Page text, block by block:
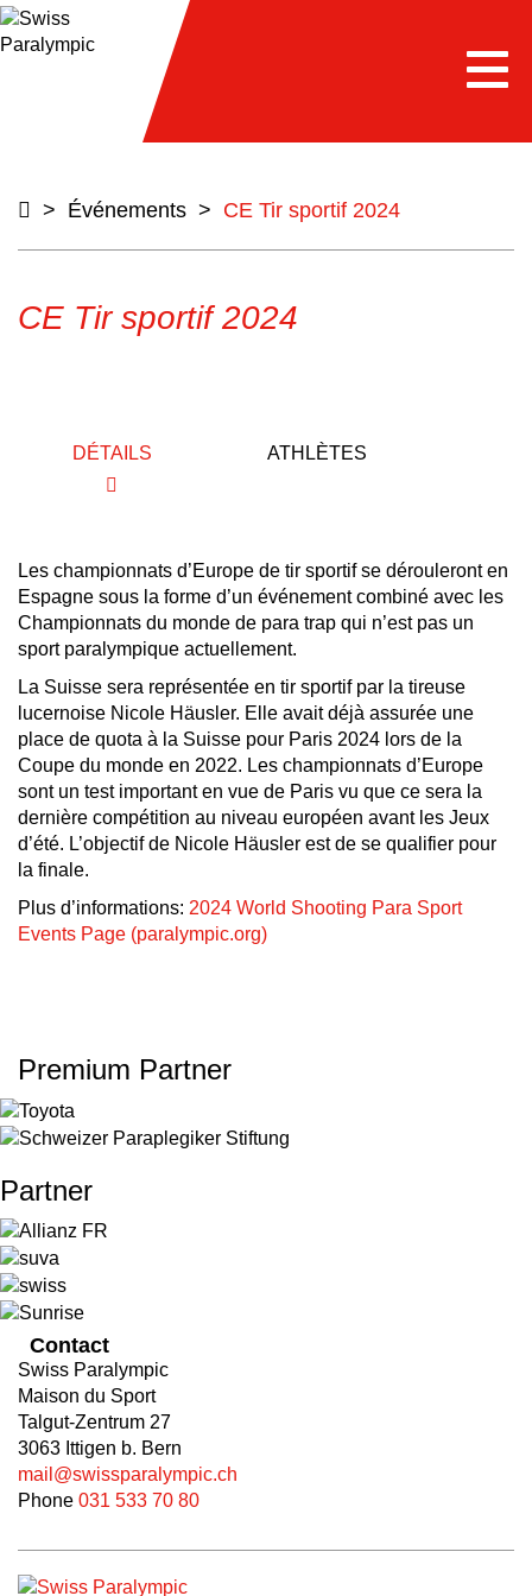
> Événements > CE Tir sportif 2024
CE Tir sportif 2024
DÉTAILS ATHLÈTES
Les championnats d’Europe de tir sportif se dérouleront en
Espagne sous la forme d’un événement combiné avec les
Championnats du monde de para trap qui n’est pas un
sport paralympique actuellement.
La Suisse sera représentée en tir sportif par la tireuse
lucernoise Nicole Häusler. Elle avait déjà assurée une
place de quota à la Suisse pour Paris 2024 lors de la
Coupe du monde en 2022. Les championnats d’Europe
sont un test important en vue de Paris vu que ce sera la
dernière compétition au niveau européen avant les Jeux
d’été. L’objectif de Nicole Häusler est de se qualifier pour
la finale.
Plus d’informations: 2024 World Shooting Para Sport
Events Page (paralympic.org)
Premium Partner
Partner
Contact
Swiss Paralympic
Maison du Sport
Talgut-Zentrum 27
3063 Ittigen b. Bern
mail@swissparalympic.ch
Phone 031 533 70 80